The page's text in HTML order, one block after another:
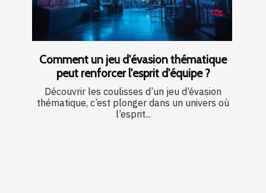
Comment un jeu d'évasion thématique
peut renforcer l'esprit d'équipe ?
Découvrir les coulisses d’un jeu d’évasion
thématique, c’est plonger dans un univers où
l’esprit...